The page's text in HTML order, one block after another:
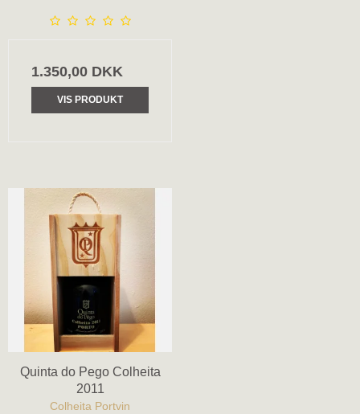
1.350,00 DKK
VIS PRODUKT
Quinta do Pego Colheita
2011
Colheita Portvin